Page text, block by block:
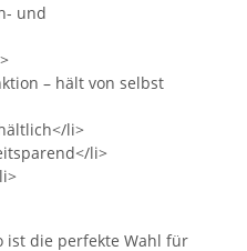
und
– hält von selbst
li>
li>
ist die perfekte Wahl für